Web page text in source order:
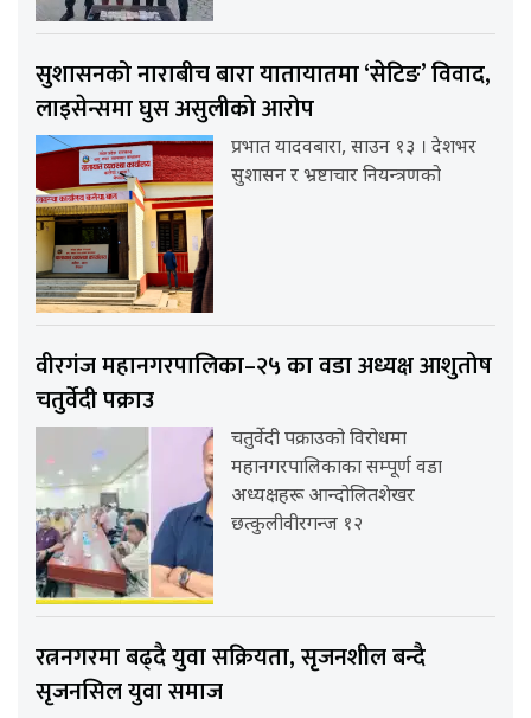
सुशासनको नाराबीच बारा यातायातमा ‘सेटिङ’ विवाद,
लाइसेन्समा घुस असुलीको आरोप
प्रभात यादवबारा, साउन १३ । देशभर
सुशासन र भ्रष्टाचार नियन्त्रणको
वीरगंज महानगरपालिका–२५ का वडा अध्यक्ष आशुतोष
चतुर्वेदी पक्राउ
चतुर्वेदी पक्राउको विरोधमा
महानगरपालिकाका सम्पूर्ण वडा
अध्यक्षहरू आन्दोलितशेखर
छत्कुलीवीरगन्ज १२
रत्ननगरमा बढ्दै युवा सक्रियता, सृजनशील बन्दै
सृजनसिल युवा समाज